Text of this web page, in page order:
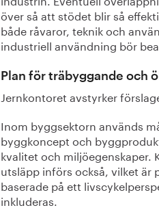
över så att stödet blir så
både råvaror, teknik och
industriell användning bör
Plan för träbyggande och
Jernkontoret avstyrker
Inom byggsektorn används
byggkoncept och
kvalitet och miljöegenskaper.
utsläpp införs också, vilket är
baserade på ett
inkluderas.